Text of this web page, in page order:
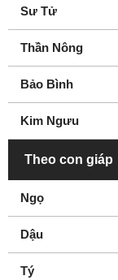
Sư Tử
Thần Nông
Bảo Bình
Kim Ngưu
Theo con giáp
Ngọ
Dậu
Tý